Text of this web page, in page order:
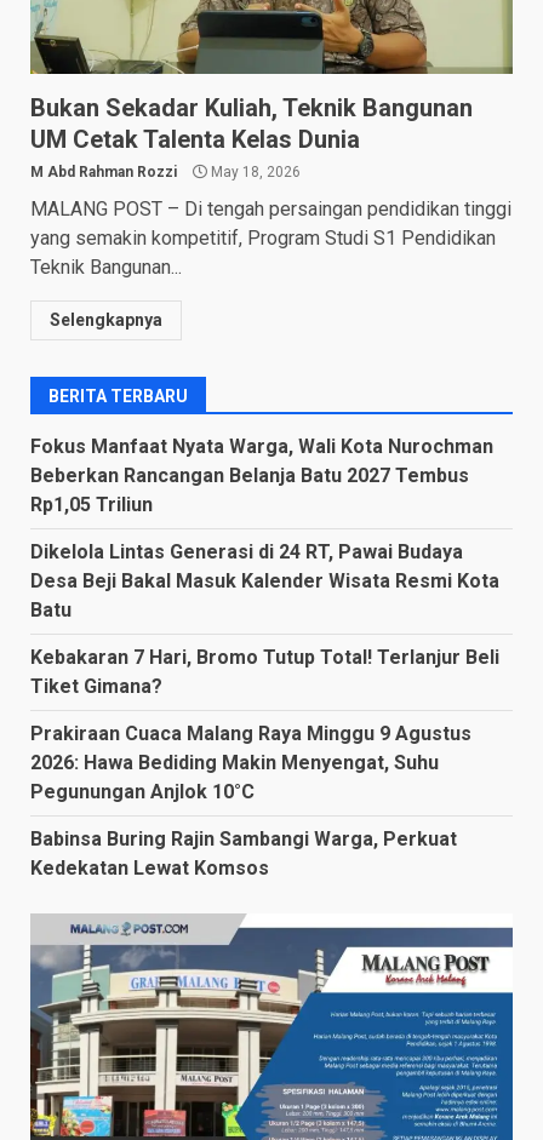
Bukan Sekadar Kuliah, Teknik Bangunan
UM Cetak Talenta Kelas Dunia
M Abd Rahman Rozzi May 18, 2026
MALANG POST – Di tengah persaingan pendidikan tinggi
yang semakin kompetitif, Program Studi S1 Pendidikan
Teknik Bangunan...
Selengkapnya
BERITA TERBARU
Fokus Manfaat Nyata Warga, Wali Kota Nurochman
Beberkan Rancangan Belanja Batu 2027 Tembus
Rp1,05 Triliun
Dikelola Lintas Generasi di 24 RT, Pawai Budaya
Desa Beji Bakal Masuk Kalender Wisata Resmi Kota
Batu
Kebakaran 7 Hari, Bromo Tutup Total! Terlanjur Beli
Tiket Gimana?
Prakiraan Cuaca Malang Raya Minggu 9 Agustus
2026: Hawa Bediding Makin Menyengat, Suhu
Pegunungan Anjlok 10°C
Babinsa Buring Rajin Sambangi Warga, Perkuat
Kedekatan Lewat Komsos